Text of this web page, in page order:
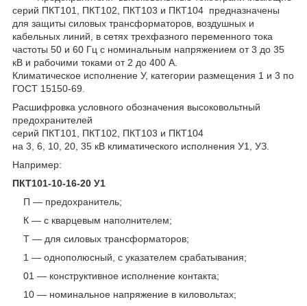
серий ПКТ101, ПКТ102, ПКТ103 и ПКТ104 предназначены
для защиты силовых трансформаторов, воздушных и
кабельных линий, в сетях трехфазного переменного тока
частоты 50 и 60 Гц с номинальным напряжением от 3 до 35
кВ и рабочими токами от 2 до 400 А.
Климатическое исполнение У, категории размещения 1 и 3 по
ГОСТ 15150-69.
Расшифровка условного обозначения высоковольтный
предохранителей
серий ПКТ101, ПКТ102, ПКТ103 и ПКТ104
на 3, 6, 10, 20, 35 кВ климатического исполнения У1, УЗ.
Например:
ПКТ101-10-16-20 У1
П ― предохранитель;
К ― с кварцевым наполнителем;
Т ― для силовых трансформаторов;
1 ― однополюсный, с указателем срабатывания;
01 ― конструктивное исполнение контакта;
10 ― номинальное напряжение в киловольтах;